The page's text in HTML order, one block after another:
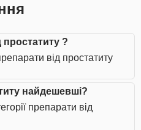
простатиту ?
від простатиту
найдешевші?
препарати від